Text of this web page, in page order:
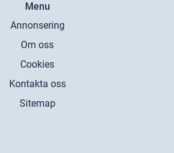
Menu
Annonsering
Om oss
Cookies
Kontakta oss
Sitemap